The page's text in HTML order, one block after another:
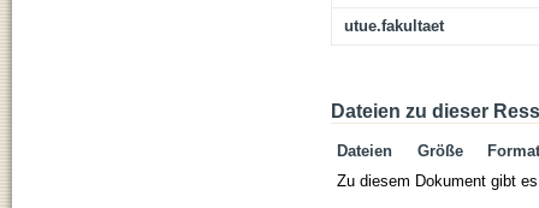
utue.fakultaet
Dateien zu dieser
Dateien Größe
Format
Zu diesem Dokument gibt